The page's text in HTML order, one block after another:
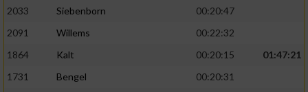
2033
Siebenborn
00:20:47
2091
Willems
00:22:32
1864
Kalt 00:20:15
01:47:21
1731
Bengel
00:20:31